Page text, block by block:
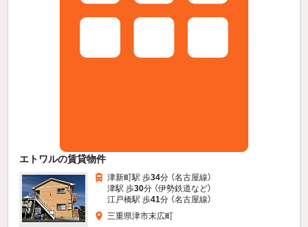
エトワルの賃貸物件
津新町駅 歩34分 （名古屋線）
津駅 歩30分 （伊勢鉄道など）
江戸橋駅 歩41分 （名古屋線）
三重県津市末広町